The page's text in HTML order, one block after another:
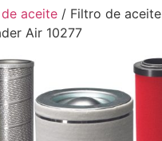
aceite / Filtro de aceite
Air 10277